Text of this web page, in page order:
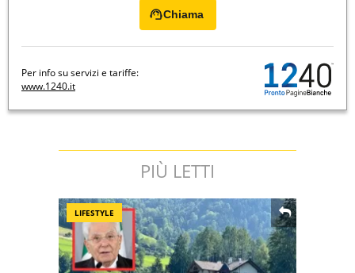
Chiama
Per info su servizi e tariffe:
www.1240.it
PIÙ LETTI
LIFESTYLE